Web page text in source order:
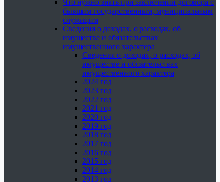
Что нужно знать при заключении договора с
бывшим государственным, муниципальным
служащим
Сведения о доходах, о расходах, об
имуществе и обязательствах
имущественного характера
Сведения о доходах, о расходах, об
имуществе и обязательствах
имущественного характера
2024 год
2023 год
2022 год
2021 год
2020 год
2019 год
2018 год
2017 год
2016 год
2015 год
2014 год
2013 год